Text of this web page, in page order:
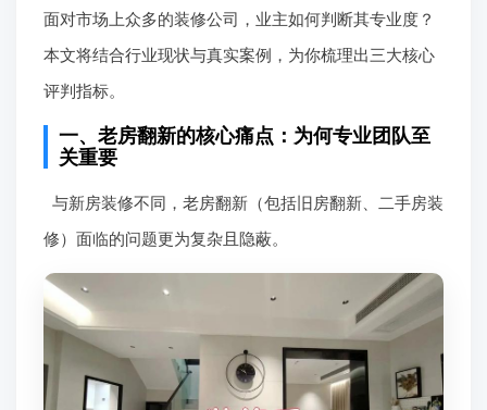
面对市场上众多的装修公司，业主如何判断其专业度？
本文将结合行业现状与真实案例，为你梳理出三大核心
评判指标。
一、老房翻新的核心痛点：为何专业团队至
关重要
与新房装修不同，老房翻新（包括旧房翻新、二手房装
修）面临的问题更为复杂且隐蔽。